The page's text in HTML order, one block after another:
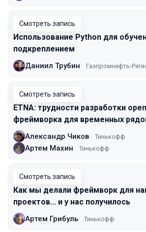
Смотреть запись
Использование Python для
подкреплением
Даниил Трубин Газпромнефть-
Смотреть запись
ETNA: трудности разработки
фреймворка для временных
Александр Чиков Тинькофф
Артем Махин Тинькофф
Смотреть запись
Как мы делали фреймворк для
проектов... и у нас получилось
Артем Грибуль Тинькофф